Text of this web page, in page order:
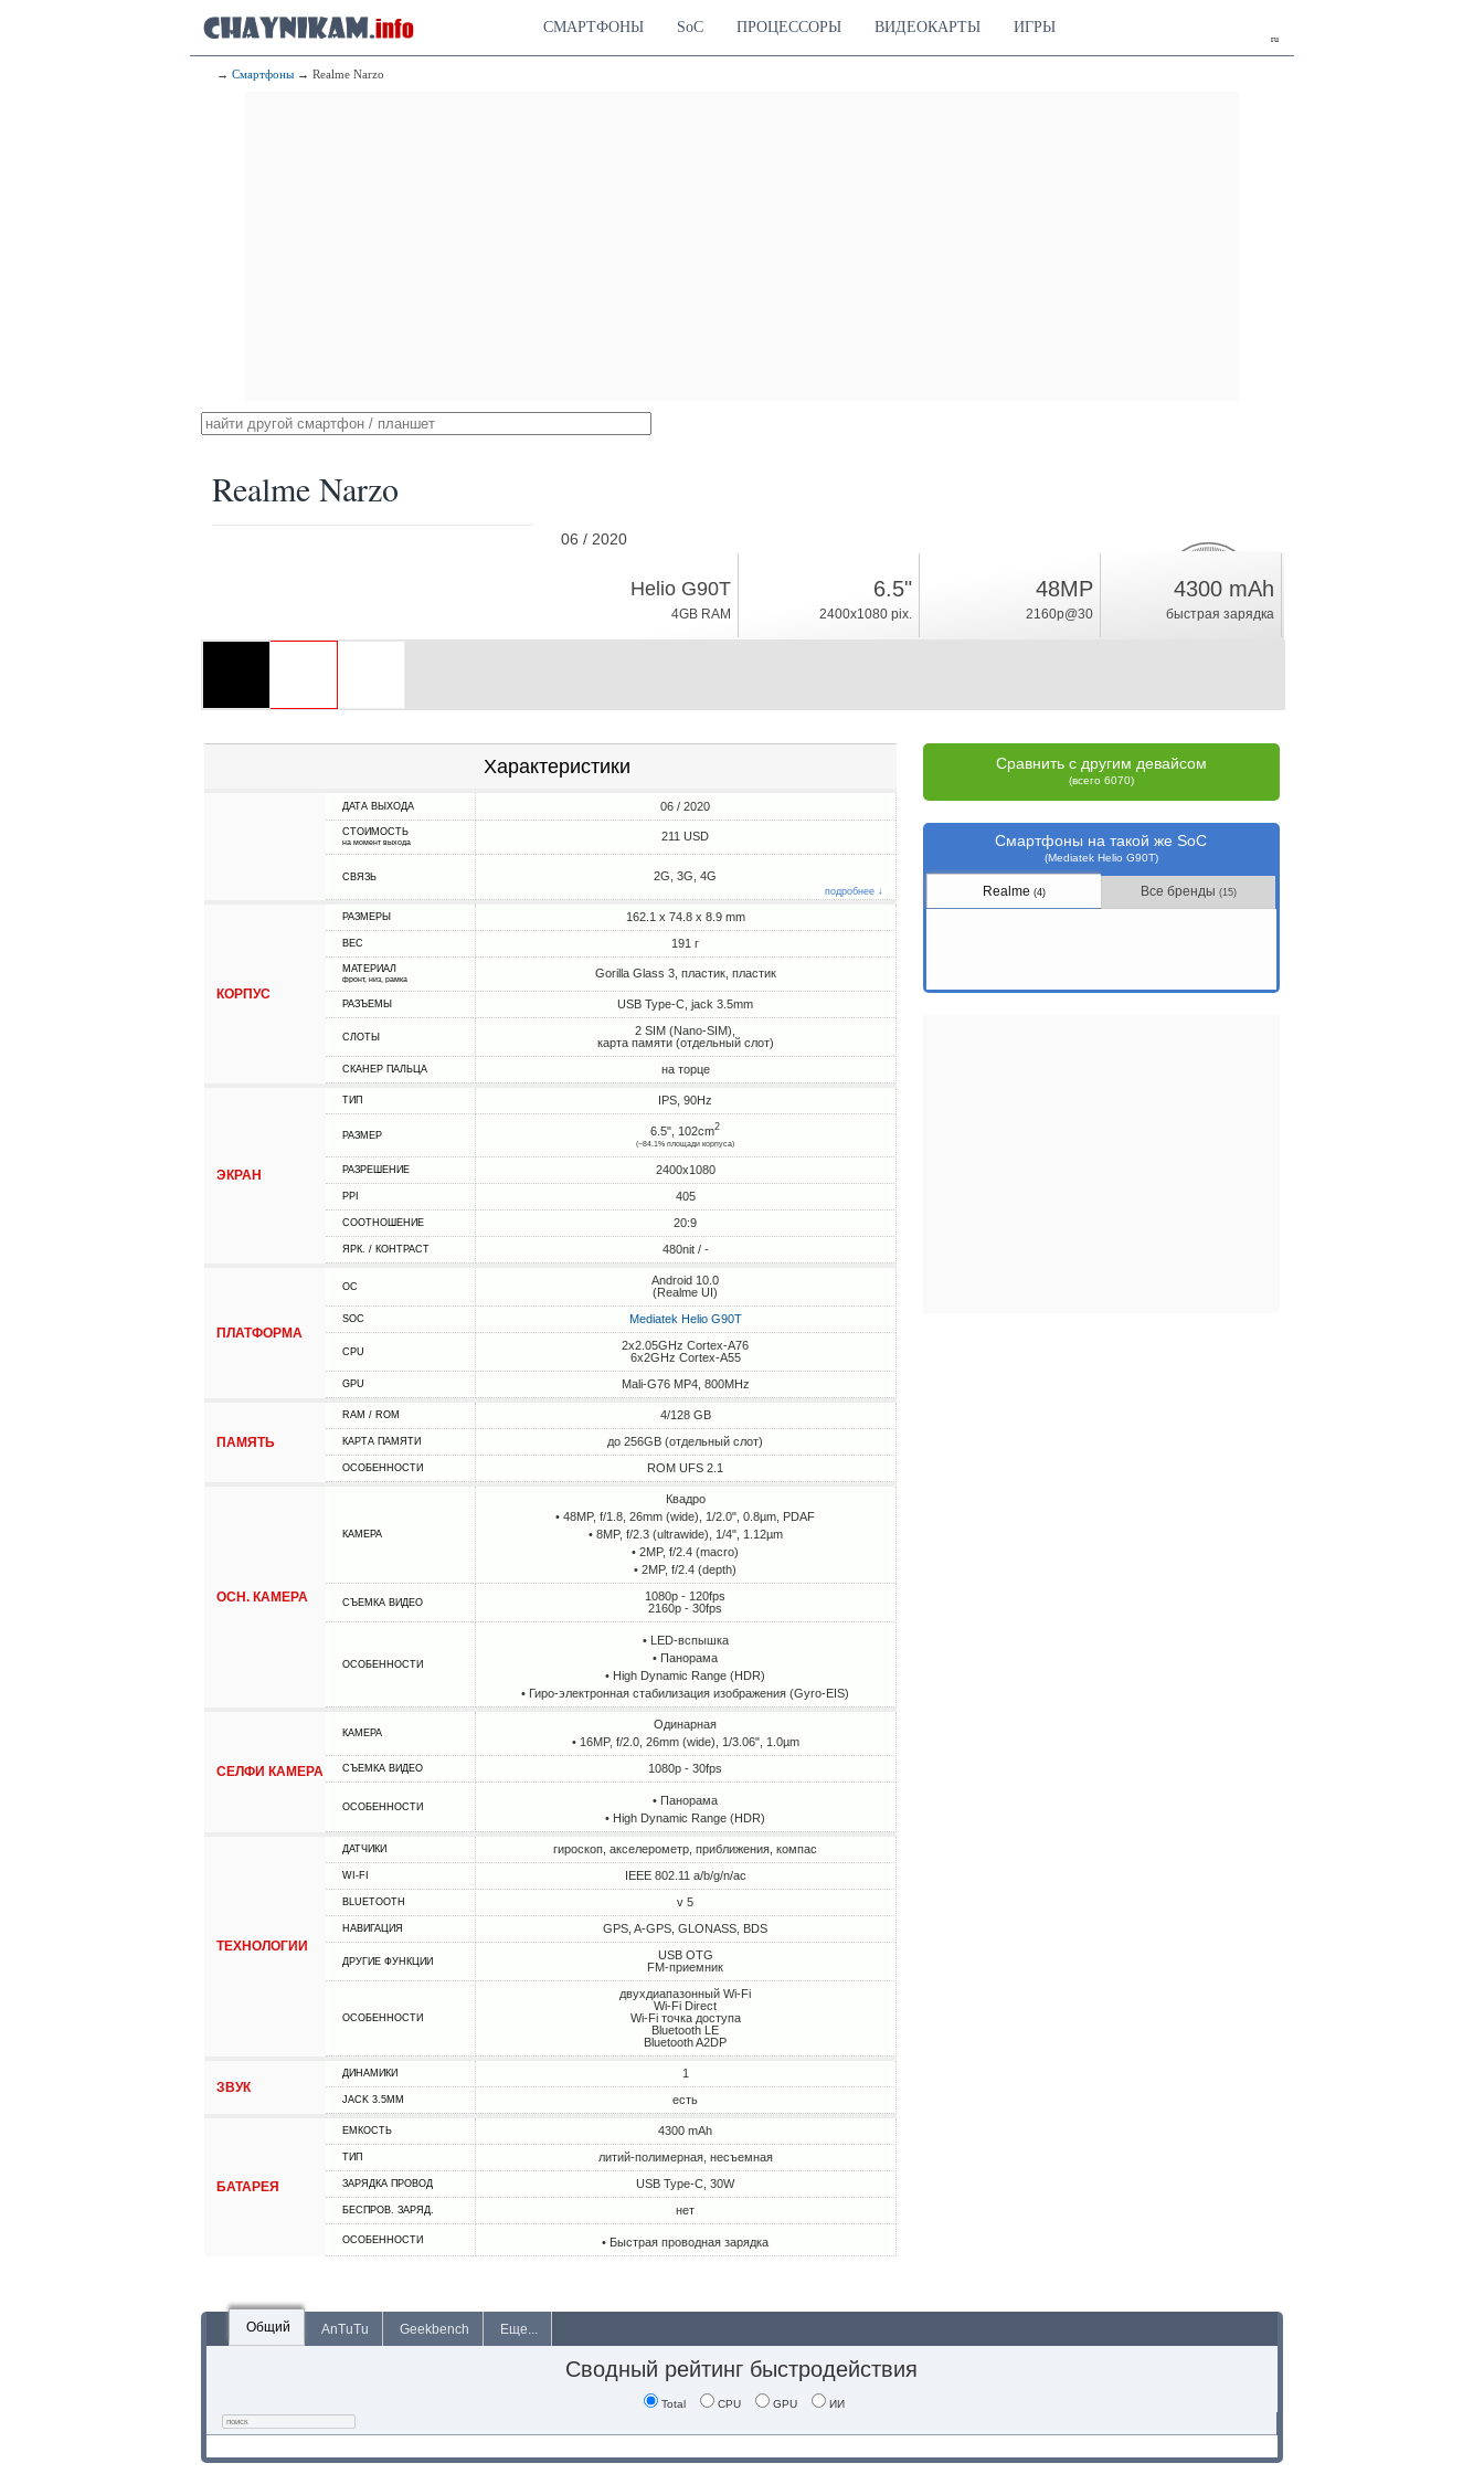
ru
СМАРТФОНЫ SoC ПРОЦЕССОРЫ ВИДЕОКАРТЫ ИГРЫ
→ Смартфоны → Realme Narzo
Realme Narzo
06 / 2020
Android 10.0, Realme UI
12.7
рейтинг
Helio G90T
4GB RAM
6.5"
2400x1080 pix.
48MP
2160p@30
4300 mAh
быстрая зарядка
Характеристики
ДАТА ВЫХОДА 06 / 2020
СТОИМОСТЬ
на момент выхода 211 USD
СВЯЗЬ 2G, 3G, 4G
подробнее ↓
КОРПУС
РАЗМЕРЫ 162.1 x 74.8 x 8.9 mm
ВЕС 191 г
МАТЕРИАЛ
фронт, низ, рамка Gorilla Glass 3, пластик, пластик
РАЗЪЕМЫ USB Type-C, jack 3.5mm
СЛОТЫ
2 SIM (Nano-SIM),
карта памяти (отдельный слот)
СКАНЕР ПАЛЬЦА на торце
ЭКРАН
ТИП IPS, 90Hz
РАЗМЕР 6.5", 102cm2
(~84.1% площади корпуса)
РАЗРЕШЕНИЕ 2400x1080
PPI 405
СООТНОШЕНИЕ 20:9
ЯРК. / КОНТРАСТ 480nit / -
ПЛАТФОРМА
ОС
Android 10.0
(Realme UI)
SOC Mediatek Helio G90T
CPU
2x2.05GHz Cortex-A76
6x2GHz Cortex-A55
GPU Mali-G76 MP4, 800MHz
ПАМЯТЬ
RAM / ROM 4/128 GB
КАРТА ПАМЯТИ до 256GB (отдельный слот)
ОСОБЕННОСТИ ROM UFS 2.1
ОСН. КАМЕРА
КАМЕРА
Квадро
• 48MP, f/1.8, 26mm (wide), 1/2.0", 0.8µm, PDAF
• 8MP, f/2.3 (ultrawide), 1/4", 1.12µm
• 2MP, f/2.4 (macro)
• 2MP, f/2.4 (depth)
СЪЕМКА ВИДЕО
1080p - 120fps
2160p - 30fps
ОСОБЕННОСТИ
• LED-вспышка
• Панорама
• High Dynamic Range (HDR)
• Гиро-электронная стабилизация изображения (Gyro-EIS)
СЕЛФИ КАМЕРА
КАМЕРА
Одинарная
• 16MP, f/2.0, 26mm (wide), 1/3.06", 1.0µm
СЪЕМКА ВИДЕО 1080p - 30fps
ОСОБЕННОСТИ
• Панорама
• High Dynamic Range (HDR)
ТЕХНОЛОГИИ
ДАТЧИКИ гироскоп, акселерометр, приближения, компас
WI-FI IEEE 802.11 a/b/g/n/ac
BLUETOOTH v 5
НАВИГАЦИЯ GPS, A-GPS, GLONASS, BDS
ДРУГИЕ ФУНКЦИИ
USB OTG
FM-приемник
ОСОБЕННОСТИ
двухдиапазонный Wi-Fi
Wi-Fi Direct
Wi-Fi точка доступа
Bluetooth LE
Bluetooth A2DP
ЗВУК
ДИНАМИКИ 1
JACK 3.5MM есть
БАТАРЕЯ
ЕМКОСТЬ 4300 mAh
ТИП литий-полимерная, несъемная
ЗАРЯДКА ПРОВОД USB Type-C, 30W
БЕСПРОВ. ЗАРЯД. нет
ОСОБЕННОСТИ • Быстрая проводная зарядка
Сравнить с другим девайсом
(всего 6070)
Смартфоны на такой же SoC
(Mediatek Helio G90T)
Realme (4) Все бренды (15)
Общий AnTuTu Geekbench Еще...
Сводный рейтинг быстродействия
Total CPU GPU ИИ